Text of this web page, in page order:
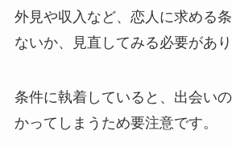
外見や収入など、恋人に求める
ないか、見直してみる必要があり
条件に執着していると、出会い
かってしまうため要注意です。